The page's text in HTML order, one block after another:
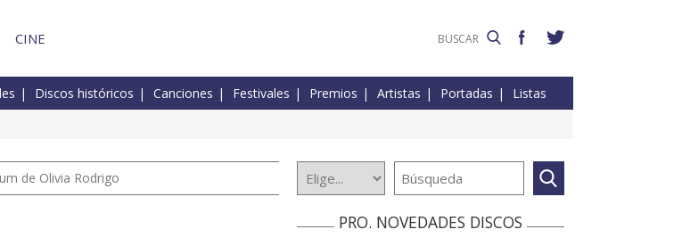
CINE
Discos históricos Canciones Festivales Premios Artistas Portadas Listas
de Olivia Rodrigo
PRO. NOVEDADES DISCOS